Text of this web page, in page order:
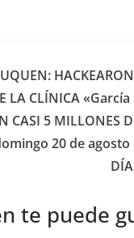
LA CLÍNICA «García
CASI 5 MILLONES
20 de
te puede